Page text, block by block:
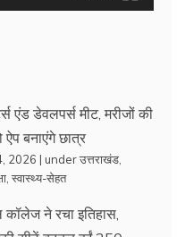
एंड डेवलपर्स मीट, मरीजों की
बनाएंगे छात्र
2026 | underउत्तराखंड
स्वास्थ्य-सेहत
ने रचा इतिहास,